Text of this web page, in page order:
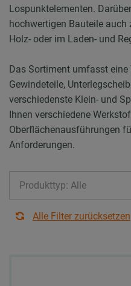
Lospunktelementen.
hochwertigen Bauteile auch
Holz- oder im Laden- und
Das Sortiment umfasst
Gewindeteile,
verschiedenste Klein- und
Ihnen verschiedene
Oberflächenausführungen
Anforderungen.
Produkttyp: Alle
Alle Filter zurücksetzen